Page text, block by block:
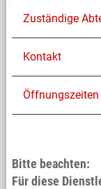
Zuständige
Kontakt
Öffnungszeiten
Bitte beachten:
Für diese